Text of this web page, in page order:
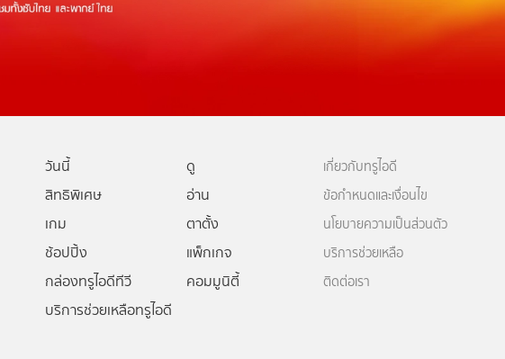
วันนี้
ดู
สิทธิพิเศษ
อ่าน
เกม
ตาตั้ง
ช้อปปิ้ง
แพ็กเกจ
กล่องทรูไอดีทีวี
คอมมูนิตี้
บริการช่วยเหลือทรูไอดี
เกี่ยวกับทรูไอดี
ข้อกำหนดและเงื่อนไข
นโยบายความเป็นส่วนตัว
บริการช่วยเหลือ
ติดต่อเรา